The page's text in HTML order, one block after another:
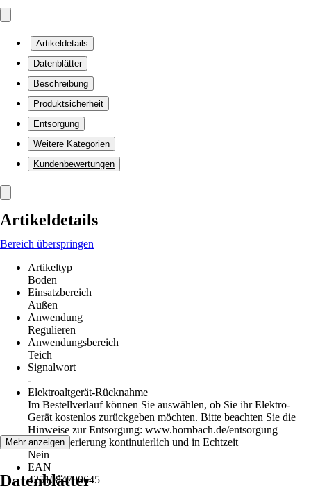
Artikeldetails
Datenblätter
Beschreibung
Produktsicherheit
Entsorgung
Weitere Kategorien
Kundenbewertungen
Artikeldetails
Bereich überspringen
Artikeltyp
Boden
Einsatzbereich
Außen
Anwendung
Regulieren
Anwendungsbereich
Teich
Signalwort
-
Elektroaltgerät-Rücknahme
Im Bestellverlauf können Sie auswählen, ob Sie ihr Elektro-
Gerät kostenlos zurückgeben möchten. Bitte beachten Sie die
Hinweise zur Entsorgung: www.hornbach.de/entsorgung
Datengenerierung kontinuierlich und in Echtzeit
Nein
EAN
4251084700645
Mehr anzeigen
Datenblätter